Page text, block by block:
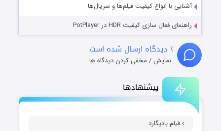
پیشنهادها
فیلم بادیگارد
آشنایی با انواع کیفیت فیلم‌ها و سریال‌ها
راهنمای فعال سازی کیفیت HDR در PotPlayer
۲ دیدگاه ارسال شده است
نمایش / مخفی کردن دیدگاه ها